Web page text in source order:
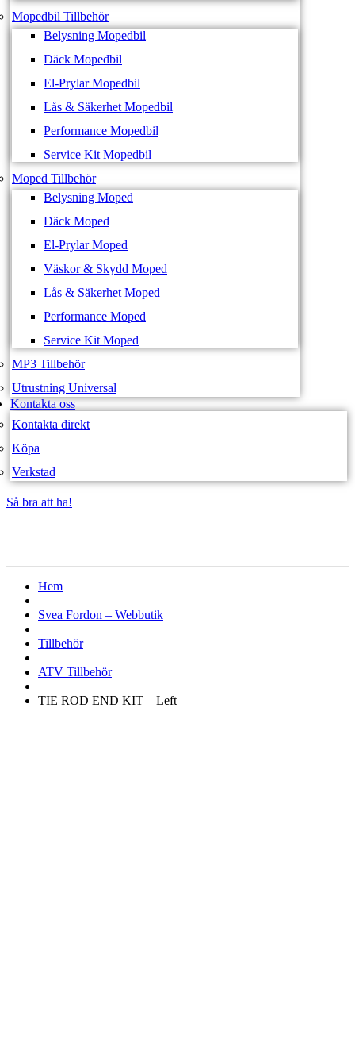
Mopedbil Tillbehör
Belysning Mopedbil
Däck Mopedbil
El-Prylar Mopedbil
Lås & Säkerhet Mopedbil
Performance Mopedbil
Service Kit Mopedbil
Moped Tillbehör
Belysning Moped
Däck Moped
El-Prylar Moped
Väskor & Skydd Moped
Lås & Säkerhet Moped
Performance Moped
Service Kit Moped
MP3 Tillbehör
Utrustning Universal
Kontakta oss
Kontakta direkt
Köpa
Verkstad
Så bra att ha!
Hem
Svea Fordon – Webbutik
Tillbehör
ATV Tillbehör
TIE ROD END KIT – Left